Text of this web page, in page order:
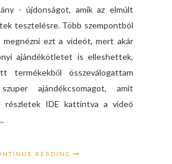
- újdonságot, amik az elmúlt
tesztelésre. Több szempontból
megnézni ezt a videót, mert akár
ajándékötletet is elleshettek,
termékekből összeválogattam
ajándékcsomagot, amit
részletek IDE kattintva a videó
READING